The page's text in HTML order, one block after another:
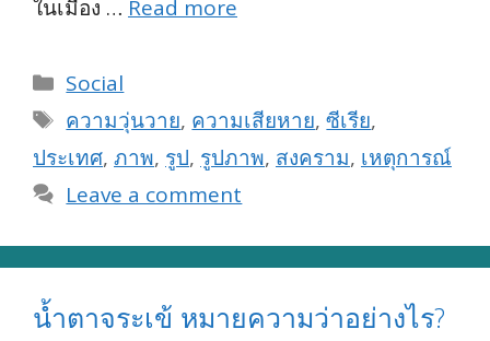
ในเมือง … Read more
Categories
Social
Tags
ความวุ่นวาย, ความเสียหาย,ซีเรีย,
ประเทศ, ภาพ, รูป, รูปภาพ, สงคราม, เหตุการณ์
Leave a comment
น้ำตาจระเข้ หมายความว่าอย่างไร?